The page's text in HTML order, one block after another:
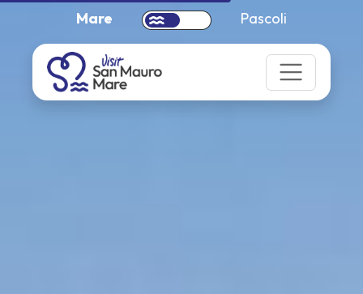
Mare Pascoli